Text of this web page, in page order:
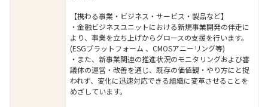
【携わる事業・ビジネス・サービス・製品など】
・金融ビジネスユニットにおける新規事業開発の伴走に
より、事業を立ち上げからグロースの支援を行います。
(ESGプラットフォーム 、CMOSアニーリング等)
・また、新事業関連の推進状況のモニタリングおよび審
議体の運営・改善を通じ、既存の価値観・やり方にと捉
われず、変化に迅速対応できる組織に変革させることを
めざしています。